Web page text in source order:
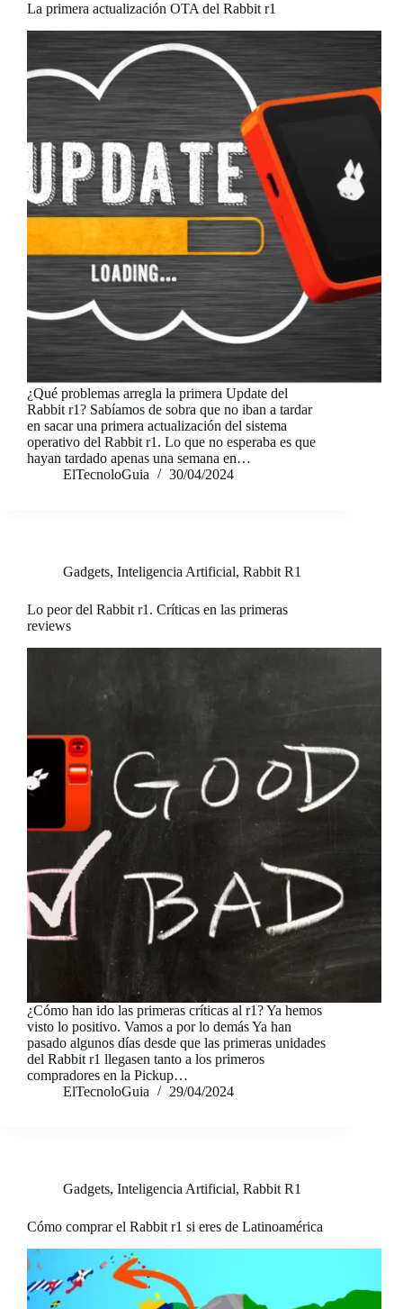
La primera actualización OTA del Rabbit r1
¿Qué problemas arregla la primera Update del
Rabbit r1? Sabíamos de sobra que no iban a tardar
en sacar una primera actualización del sistema
operativo del Rabbit r1. Lo que no esperaba es que
hayan tardado apenas una semana en…
ElTecnoloGuia
30/04/2024
Gadgets, Inteligencia Artificial, Rabbit R1
Lo peor del Rabbit r1. Críticas en las primeras
reviews
¿Cómo han ido las primeras críticas al r1? Ya hemos
visto lo positivo. Vamos a por lo demás Ya han
pasado algunos días desde que las primeras unidades
del Rabbit r1 llegasen tanto a los primeros
compradores en la Pickup…
ElTecnoloGuia
29/04/2024
Gadgets, Inteligencia Artificial, Rabbit R1
Cómo comprar el Rabbit r1 si eres de Latinoamérica